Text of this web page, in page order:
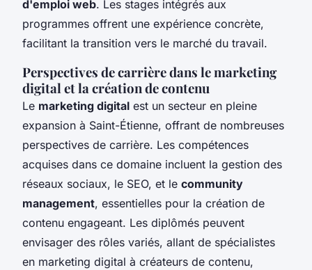
d'emploi web. Les stages intégrés aux
programmes offrent une expérience concrète,
facilitant la transition vers le marché du travail.
Perspectives de carrière dans le marketing
digital et la création de contenu
Le marketing digital est un secteur en pleine
expansion à Saint-Étienne, offrant de nombreuses
perspectives de carrière. Les compétences
acquises dans ce domaine incluent la gestion des
réseaux sociaux, le SEO, et le community
management, essentielles pour la création de
contenu engageant. Les diplômés peuvent
envisager des rôles variés, allant de spécialistes
en marketing digital à créateurs de contenu,